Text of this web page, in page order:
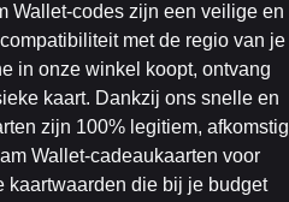
Wallet-codes zijn een veilige en
met de regio van je
in onze winkel koopt, ontvang
kaart. Dankzij ons snelle en
zijn 100% legitiem, afkomstig
Wallet-cadeaukaarten voor
kaartwaarden die bij je budget